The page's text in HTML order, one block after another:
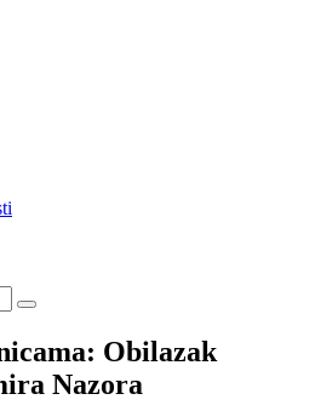
Obilazak
Nazora